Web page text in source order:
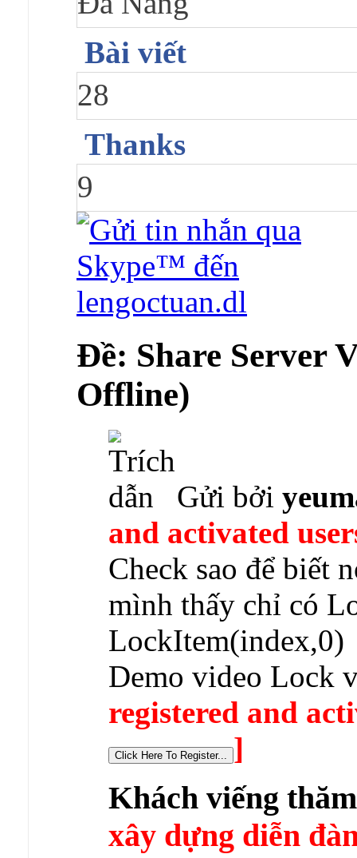
Bài viết
28
Thanks
9
Ðề: Share Server
Offline)
Gửi bởi
and activated
Check sao để biết
mình thấy chỉ có
LockItem(index,0)
Demo video Lock
registered and
]
Khách viếng
xây dựng diễn